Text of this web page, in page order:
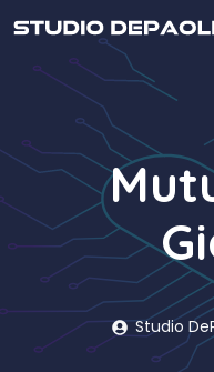
al
contenuto
Studio